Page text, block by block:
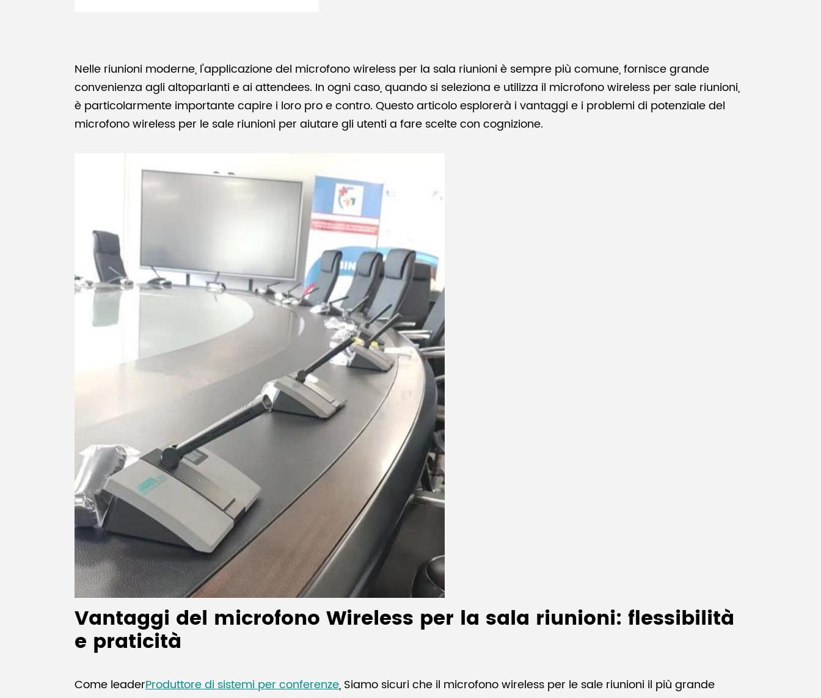
Nelle riunioni moderne, l'applicazione del microfono wireless per la sala riunioni è sempre più comune, fornisce grande
convenienza agli altoparlanti e ai attendees. In ogni caso, quando si seleziona e utilizza il microfono wireless per sale riunioni,
è particolarmente importante capire i loro pro e contro. Questo articolo esplorerà i vantaggi e i problemi di potenziale del
microfono wireless per le sale riunioni per aiutare gli utenti a fare scelte con cognizione.
Vantaggi del microfono Wireless per la sala riunioni: flessibilità
e praticità
Come leaderProduttore di sistemi per conferenze, Siamo sicuri che il microfono wireless per le sale riunioni il più grande